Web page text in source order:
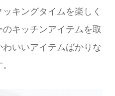
キングタイムを楽しく
キッチンアイテムを取
いいアイテムばかりな